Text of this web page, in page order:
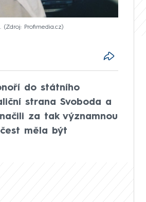
Zdroj: Profimedia.cz
do státního
strana Svoboda a
za tak významnou
měla být